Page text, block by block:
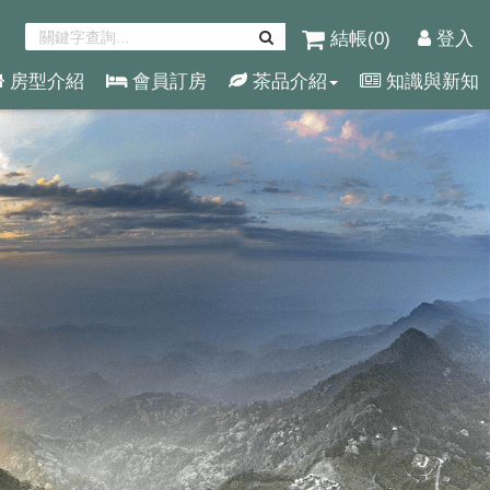
結帳(0) 登入
房型介紹 會員訂房 茶品介紹 知識與新知